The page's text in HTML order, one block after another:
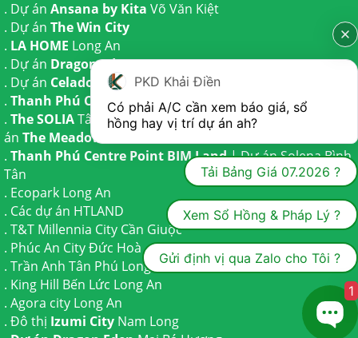
. Dự án Ansana by Kita Võ Văn Kiệt
. Dự án The Win City
. LA HOME Long An
. Dự án Dragon Eden Long An
. Dự án Celadon City
Tân Phú
. Thanh Phú Centre PointBến Lức
. The SOLIATây Ninh | Dự ánThe AGULATrần Anh và Dự
án The Meadow
. Thanh Phú Centre Point BIM Land| Dự ánSolena Bình
Tân
. Ecopark Long An
. Các dự án HTLAND
. T&T Millennia City Cần Giuộc
. Phúc An CityĐức Hoà
. Trần Anh Tân Phú Long An
. King Hill Bến Lức Long An
. Agora city Long An
. Đô thị Izumi City Nam Long
PKD Khải Điền
Có phải A/C cần xem báo giá, sổ
hồng hay vị trí dự án ah?
Tải Bảng Giá 07.2026 ?
Xem Sổ Hồng & Pháp Lý ?
Gửi định vị qua Zalo cho Tôi ?
1